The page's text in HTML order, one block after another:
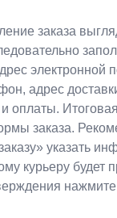
заказа
электронной
адрес
оплаты.
заказа.
указать
курьеру будет
нажмите